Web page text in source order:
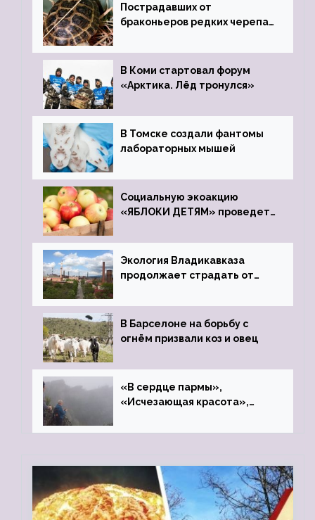
Пострадавших от
браконьеров редких черепах
зоопарк
В Коми стартовал форум
«Арктика. Лёд тронулся»
В Томске создали фантомы
лабораторных мышей
Социальную экоакцию
«ЯБЛОКИ ДЕТЯМ» проведет
Экология Владикавказа
продолжает страдать от
В Барселоне на борьбу с
огнём призвали коз и овец
«В сердце пармы»,
«Исчезающая красота»,